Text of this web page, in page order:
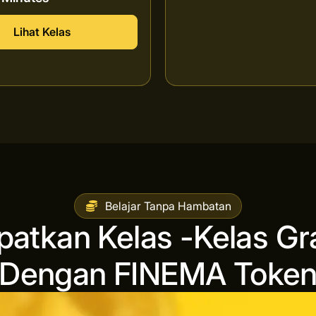
Lihat Kelas
Belajar Tanpa Hambatan
Kelas -Kelas
FINEMA